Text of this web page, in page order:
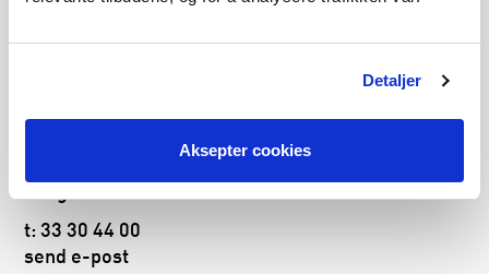
Detaljer
Aksepter cookies
t:33 30 44 00
send e-post